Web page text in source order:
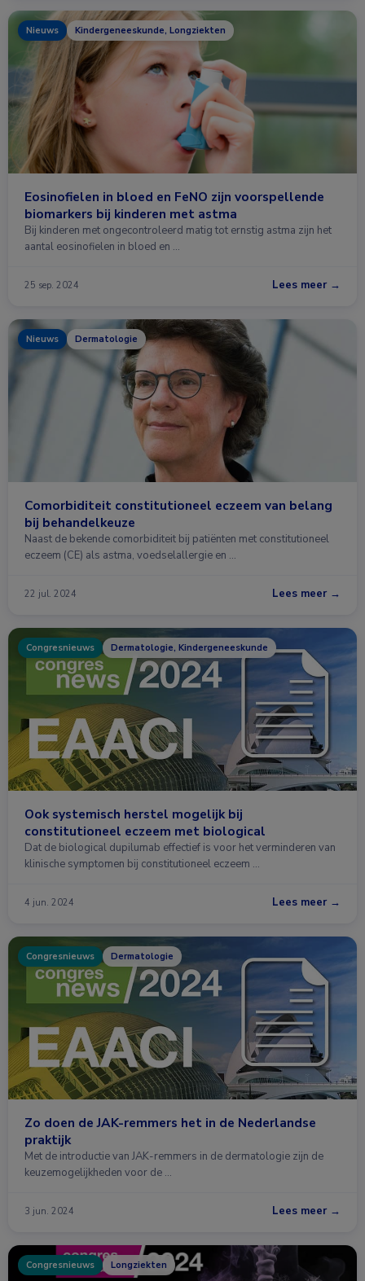
Nieuws Kindergeneeskunde, Longziekten
Eosinofielen in bloed en FeNO zijn voorspellende
biomarkers bij kinderen met astma
Bij kinderen met ongecontroleerd matig tot ernstig astma zijn het
aantal eosinofielen in bloed en …
25 sep. 2024 Lees meer →
Nieuws Dermatologie
Comorbiditeit constitutioneel eczeem van belang
bij behandelkeuze
Naast de bekende comorbiditeit bij patiënten met constitutioneel
eczeem (CE) als astma, voedselallergie en …
22 jul. 2024 Lees meer →
Congresnieuws Dermatologie, Kindergeneeskunde
Ook systemisch herstel mogelijk bij
constitutioneel eczeem met biological
Dat de biological dupilumab effectief is voor het verminderen van
klinische symptomen bij constitutioneel eczeem …
4 jun. 2024 Lees meer →
Congresnieuws Dermatologie
Zo doen de JAK-remmers het in de Nederlandse
praktijk
Met de introductie van JAK-remmers in de dermatologie zijn de
keuzemogelijkheden voor de …
3 jun. 2024 Lees meer →
Congresnieuws Longziekten